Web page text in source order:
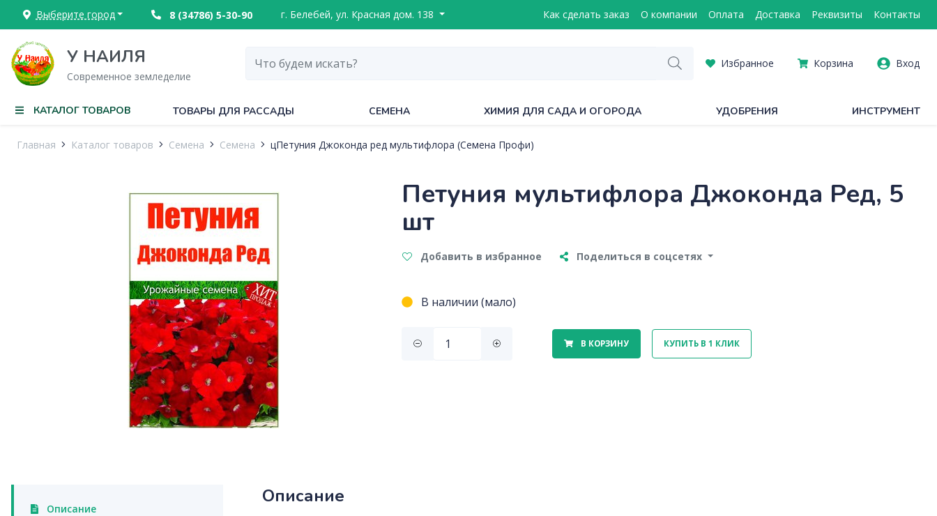
Выберите город 8 (34786) 5-30-90 г. Белебей, ул. Красная дом. 138 Как сделать заказ О компании Оплата Доставка Реквизиты Контакты
У НАИЛЯ
Современное земледелие
Избранное Корзина Вход
КАТАЛОГ ТОВАРОВ ТОВАРЫ ДЛЯ РАССАДЫ СЕМЕНА ХИМИЯ ДЛЯ САДА И ОГОРОДА УДОБРЕНИЯ ИНСТРУМЕНТ
Главная Каталог товаров Семена Семена цПетуния Джоконда ред мультифлора (Семена Профи)
Петуния мультифлора Джоконда Ред, 5
шт
Добавить в избранное Поделиться в соцсетях
В наличии (мало)
В КОРЗИНУ КУПИТЬ В 1 КЛИК
Описание
Описание